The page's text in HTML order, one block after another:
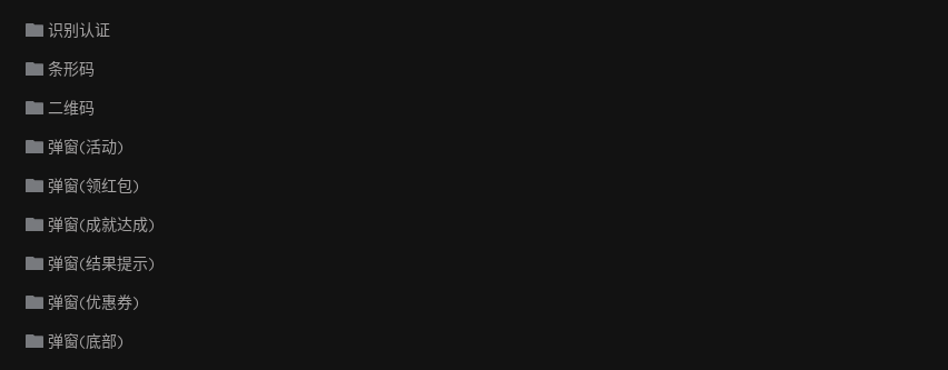
识别认证
条形码
二维码
弹窗(活动)
弹窗(领红包)
弹窗(成就达成)
弹窗(结果提示)
弹窗(优惠券)
弹窗(底部)